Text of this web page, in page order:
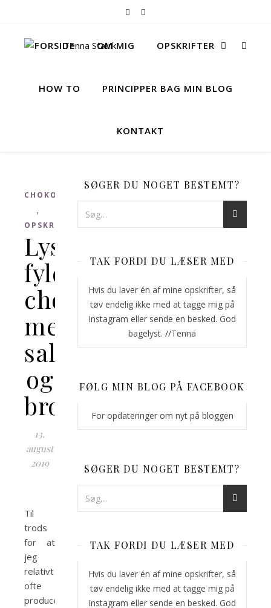
FORSIDE OM MIG OPSKRIFTER
HOW TO PRINCIPPER BAG MIN BLOG
KONTAKT
CHOKOLADE
,
OPSKRIFTER
Lyserøde
fyldte
chokolader
med
saltkaramel
og
brombærganache
13.
august
2019
Til
trods
for at
jeg
relativt
ofte
producerer
SØGER DU NOGET BESTEMT?
TAK FORDI DU LÆSER MED
Hvis du laver én af mine opskrifter, så
tøv endelig ikke med at tagge mig på
Instagram eller sende en besked. God
bagelyst. //Tenna
FØLG MIN BLOG PÅ FACEBOOK
For opdateringer om nyt på bloggen
SØGER DU NOGET BESTEMT?
TAK FORDI DU LÆSER MED
Hvis du laver én af mine opskrifter, så
tøv endelig ikke med at tagge mig på
Instagram eller sende en besked. God